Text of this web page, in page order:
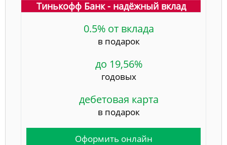
Тинькофф Банк - надёжный вклад
0.5% от вклада
в подарок
до 19,56%
годовых
дебетовая карта
в подарок
Оформить онлайн